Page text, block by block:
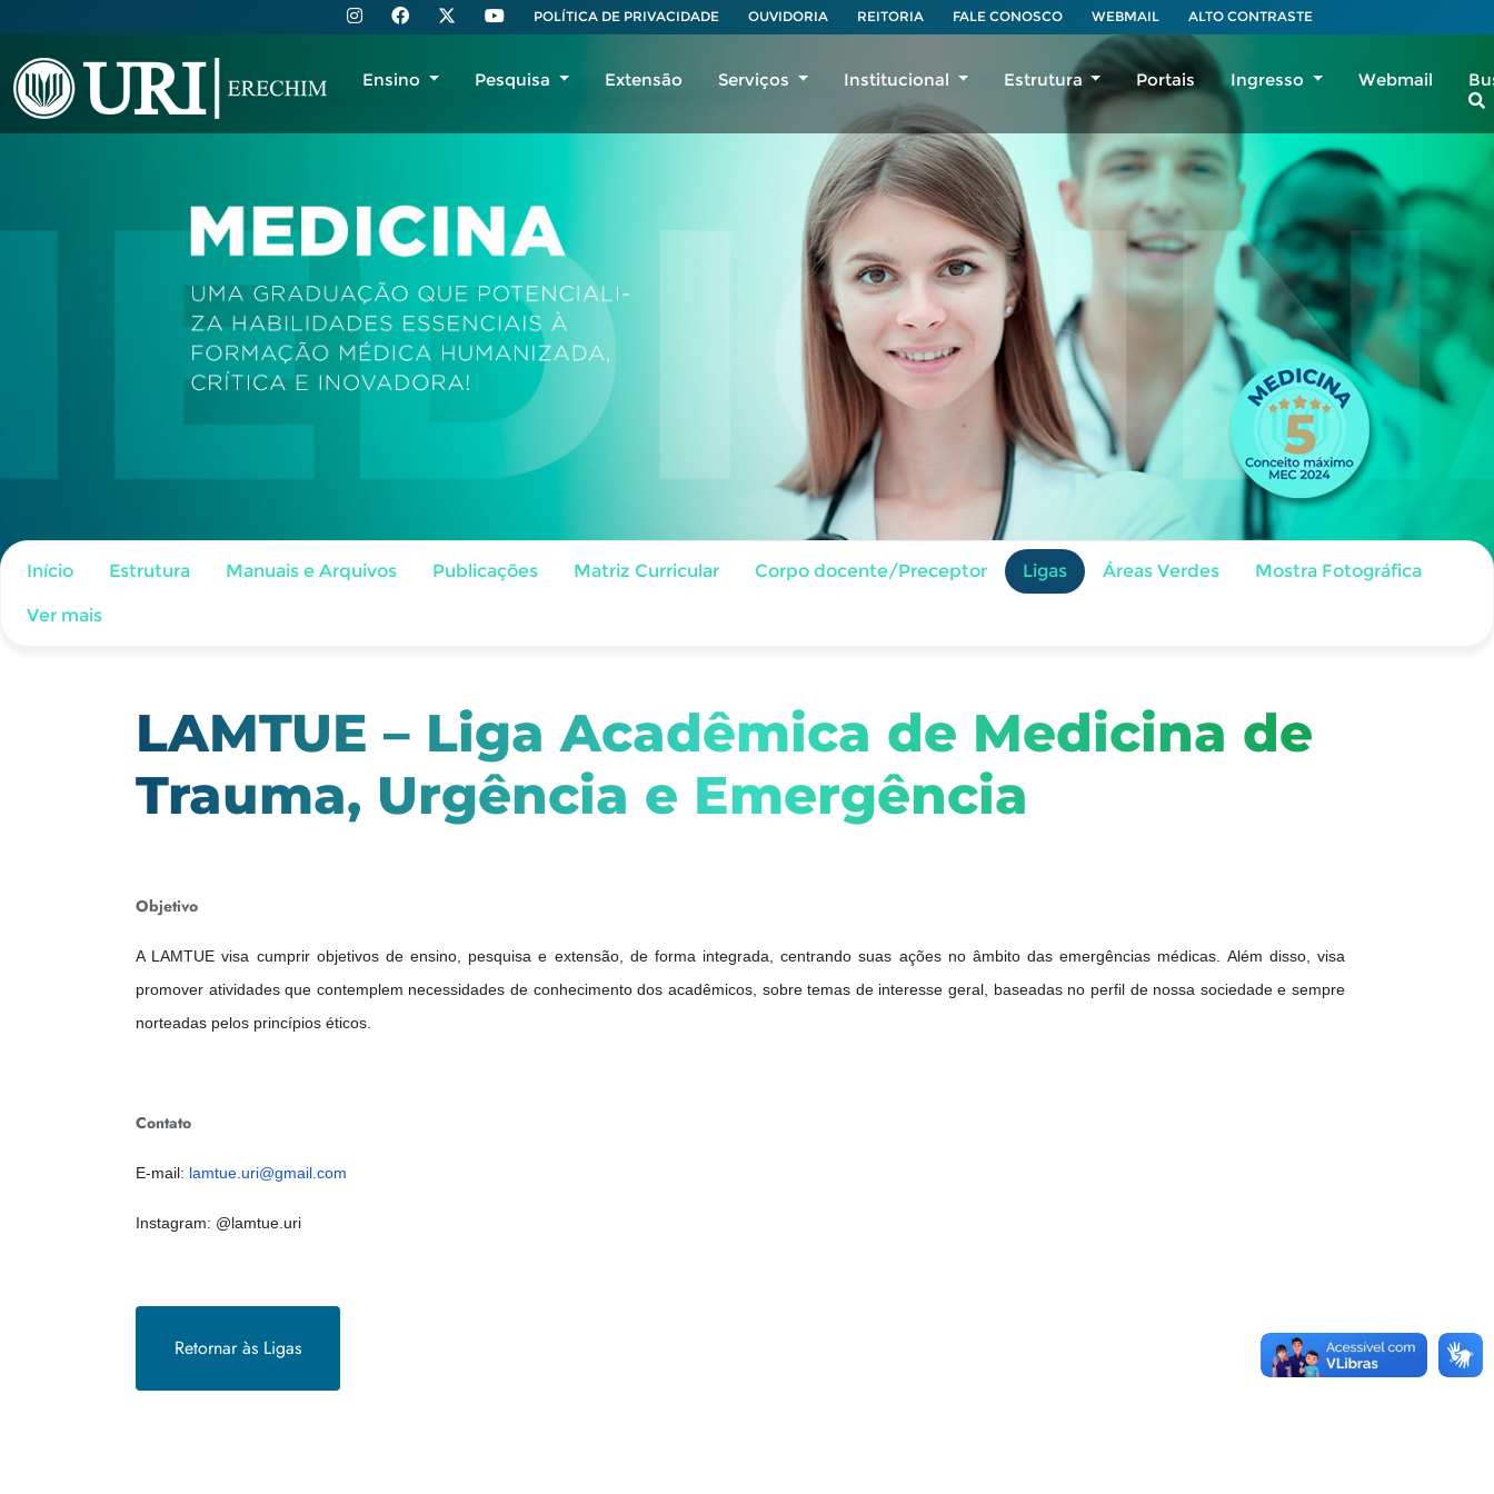
Ensino Pesquisa Extensão Serviços Institucional Estrutura Portais Ingresso Webmail
POLÍTICA DE PRIVACIDADE OUVIDORIA REITORIA FALE CONOSCO WEBMAIL ALTO CONTRASTE
Início Estrutura Manuais e Arquivos Publicações Matriz Curricular Corpo docente/Preceptor Ligas Áreas Verdes Mostra Fotográfica
Ver mais
LAMTUE – Liga Acadêmica de Medicina de
Trauma, Urgência e Emergência
Objetivo
A LAMTUE visa cumprir objetivos de ensino, pesquisa e extensão, de forma integrada, centrando suas ações no âmbito das emergências médicas. Além disso, visa
promover atividades que contemplem necessidades de conhecimento dos acadêmicos, sobre temas de interesse geral, baseadas no perfil de nossa sociedade e sempre
norteadas pelos princípios éticos.
Contato
E-mail: lamtue.uri@gmail.com
Instagram: @lamtue.uri
Retornar às Ligas